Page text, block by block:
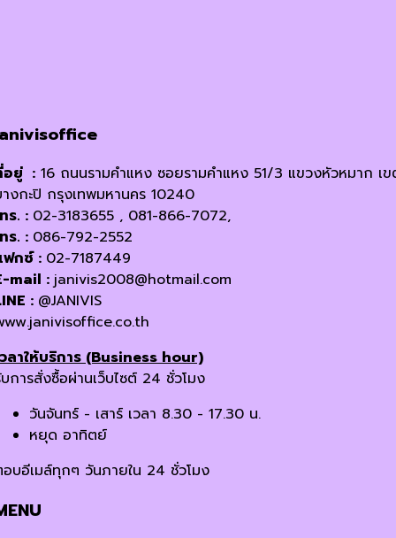
อยู่ : 16 ถนนรามคำแหง ซอยรามคำแหง 51/3 แขวงหัวหมาก เ
งกะปิ กรุงเทพมหานคร 10240
ร. : 02-3183655 , 081-866-7072,
ร. : 086-792-2552
กซ์ : 02-7187449
mail : janivis2008@hotmail.com
: @JANIVIS
ลาให้บริการ (Business hour)
การสั่งซื้อผ่านเว็บไซต์ 24 ชั่วโมง
วันจันทร์ - เสาร์ เวลา 8.30 - 17.30 น.
หยุด อาทิตย์
บอีเมล์ทุกๆ วันภายใน 24 ชั่วโมง